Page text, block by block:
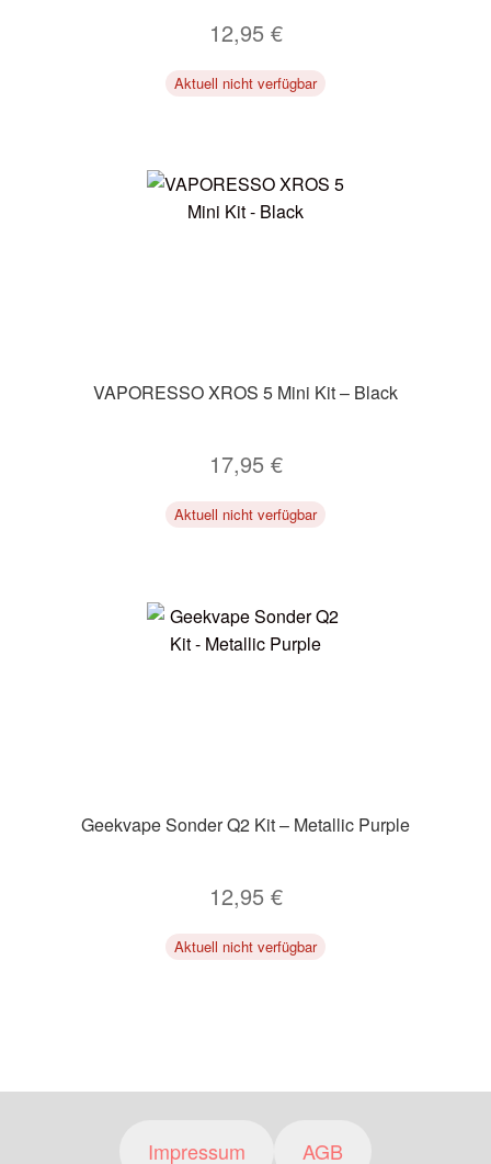
12,95 €
Aktuell nicht verfügbar
VAPORESSO XROS 5 Mini Kit – Black
17,95 €
Aktuell nicht verfügbar
Geekvape Sonder Q2 Kit – Metallic Purple
12,95 €
Aktuell nicht verfügbar
Impressum AGB